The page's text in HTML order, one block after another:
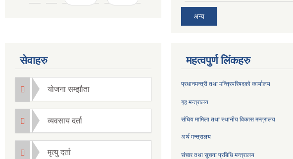
अन्य
सेवाहरु
योजना सम्झौता
व्यवसाय दर्ता
मृत्यु दर्ता
महत्वपुर्ण लिंकहरु
प्रधानमन्त्री तथा मन्त्रिपरिषदको कार्यालय
गृह मन्त्रालय
संघिय मामिला तथा स्थानीय विकास मन्त्रालय
अर्थ मन्त्रालय
संचार तथा सूचना प्रबिधि मन्त्रालय